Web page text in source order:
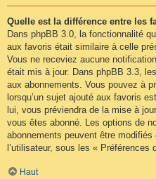
Quelle est la différence entre les
Dans phpBB 3.0, la fonctionnalité
aux favoris était similaire à celle
Vous ne receviez aucune
était mis à jour. Dans phpBB 3.3,
aux abonnements. Vous pouvez à
lorsqu’un sujet ajouté aux favoris
lui, vous préviendra de la mise à
vous êtes abonné. Les options de
abonnements peuvent être
l’utilisateur, sous les « Préférences
Haut